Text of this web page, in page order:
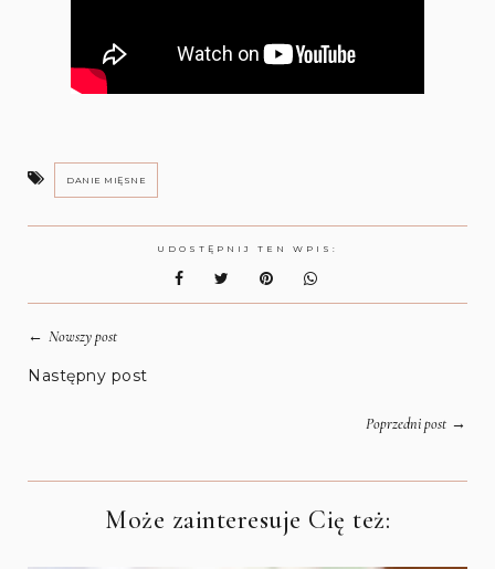
DANIE MIĘSNE
UDOSTĘPNIJ TEN WPIS:
←Nowszy post
Następny post
Poprzedni post→
Może zainteresuje Cię też: